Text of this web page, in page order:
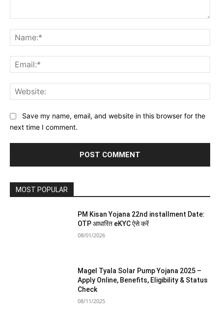
Save my name, email, and website in this browser for the
next time I comment.
MOST POPULAR
PM Kisan Yojana 22nd installment Date:
OTP आधारित eKYC ऐसे करें
08/01/2026
Magel Tyala Solar Pump Yojana 2025 –
Apply Online, Benefits, Eligibility & Status
Check
08/11/2025